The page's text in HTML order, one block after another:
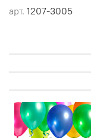
арт. 1207-3005